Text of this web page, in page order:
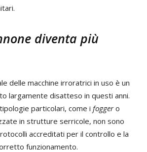
diventa più
delle macchine irroratrici in uso è un
largamente disatteso in questi anni.
particolari, come i foggero
in strutture serricole, non sono
accreditati per il controllo e la
funzionamento.